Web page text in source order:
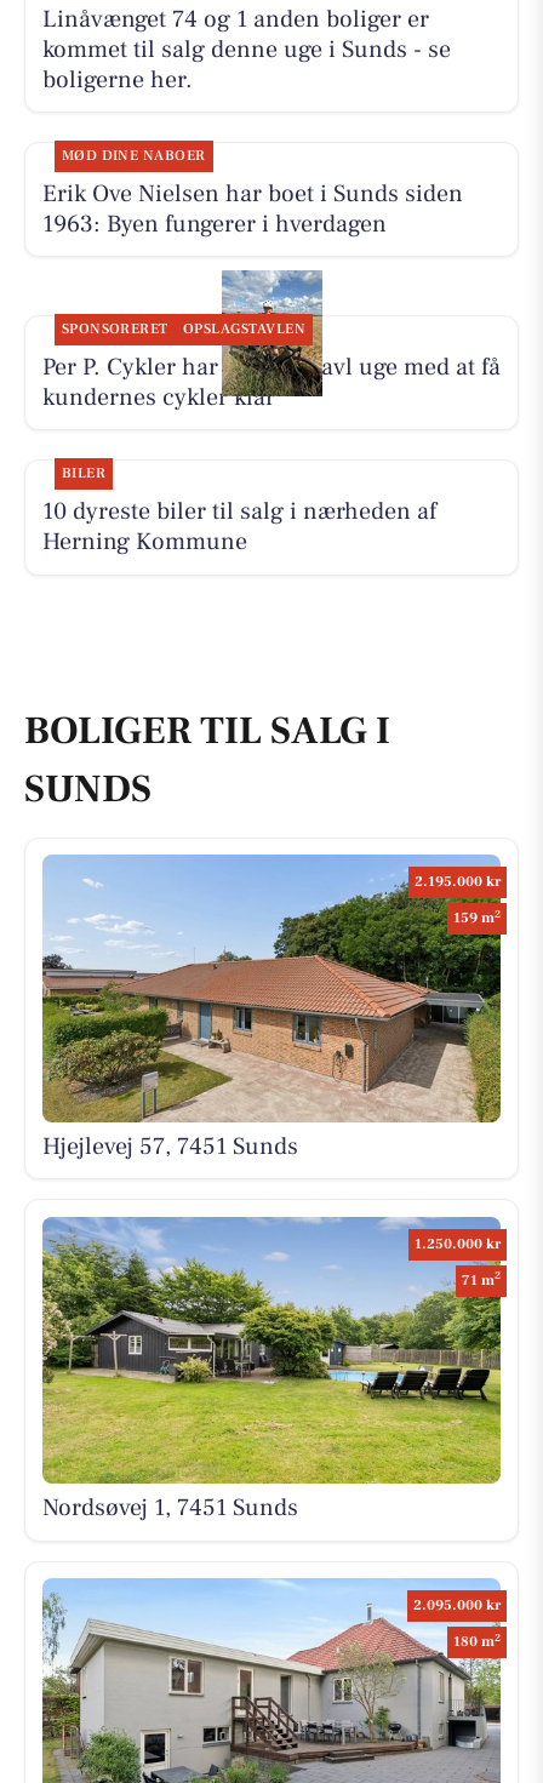
Linåvænget 74 og 1 anden boliger er
kommet til salg denne uge i Sunds - se
boligerne her.
MØD DINE NABOER
Erik Ove Nielsen har boet i Sunds siden
1963: Byen fungerer i hverdagen
SPONSORERET OPSLAGSTAVLEN
Per P. Cykler har haft en travl uge med at få
kundernes cykler klar
BILER
10 dyreste biler til salg i nærheden af
Herning Kommune
BOLIGER TIL SALG I
SUNDS
2.195.000 kr
159 m2
Hjejlevej 57, 7451 Sunds
1.250.000 kr
71 m2
Nordsøvej 1, 7451 Sunds
2.095.000 kr
180 m2